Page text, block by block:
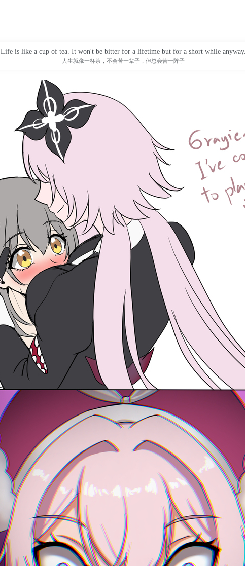
Life is like a cup of tea. It won't be bitter for a lifetime but for a short while anyway.
人生就像一杯茶，不会苦一辈子，但总会苦一阵子